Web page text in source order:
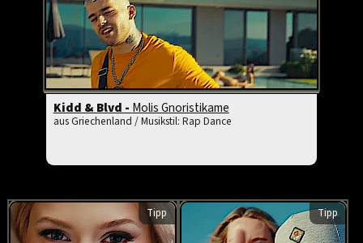
Kidd & Blvd - Molis Gnoristikame
aus Griechenland / Musikstil: Rap Dance
Tipp Tipp